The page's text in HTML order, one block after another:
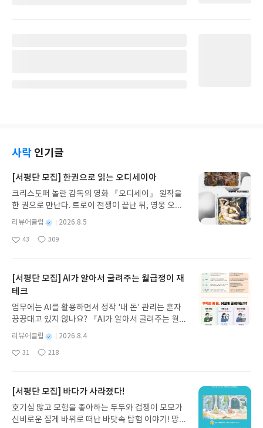
사락 인기글
[서평단 모집] 한권으로 읽는 오디세이아
크리스토퍼 놀란 감독의 영화 『오디세이』 원작을
한 권으로 만난다. 트로이 전쟁이 끝난 뒤, 영웅 오디
세우스는 고향 이타케로 돌아가기 위해 키클롭스, 마
녀 키르케, 세이렌의 노래, 포세이돈의 분노를 헤쳐
나간다. 그리스 철학 전공자인 옮긴이가 호메로스의
지 않고 끝까지 읽을 수 있다. 3천 년을 이어 온 귀향
과 모험의 대서사시가 가장 읽기 편한 번역으로 새롭
스 저/육혜원 역출판사이화북스 예스24 바로가기 닫
기모집인원 : 5명신청기간 : 2026.08.05 ~ 2026.08.
09발표일자 : 2026.08.13리뷰 작성기한 : 도서/상품
품 받으실 주소/연락처를 업데이트 해주세요! (선정
률이 올라갑니다!! ※ 신청 전, 꼭 확인해주세요!- '사
락' 개설 후, 이 글의 댓글로 신청해주세요.- 기존 YE
S블로그는 '사락'으로 개편되어 별도로 개설하지 않
별
리뷰어클럽
성
2026.8.5
좋
43
댓
309
작
[서평단 모집] AI가 알아서 굴려주는 월급쟁이 재
테크
업무에는 AI를 활용하면서 정작 '내 돈' 관리는 혼자
끙끙대고 있지 않나요? 『AI가 알아서 굴려주는 월급
쟁이 재테크』는 챗GPT·클로드·제미나이·퍼플렉시
티를 나만의 재테크 팀으로 만드는 실전 가이드입니
다. 재무 진단부터 주식 투자, 부동산, 절세, 자산 관
좋은 정보를 찾는 시대는 끝났습니다. 이제는 좋은 질
문을 던지는 사람이 돈을 법니다. 경제적 자유를 앞당
기고 싶은 월급쟁이라면, 이 책이 바로 그 시작입니
다.AI가 알아서 굴려주는 월급쟁이 재테크글쓴이김
별
리뷰어클럽
성
2026.8.4
좋
31
댓
218
작
[서평단 모집] 바다가 사라졌다!
호기심 많고 모험을 좋아하는 두두와 겁쟁이 모모가
신비로운 집게 바위로 떠난 바닷속 탐험 이야기! 망둥